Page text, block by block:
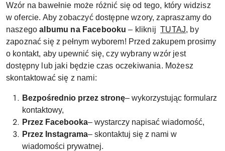
Wzór na bawełnie może różnić się od tego, który widzisz
w ofercie. Aby zobaczyć dostępne wzory, zapraszamy do
naszegoalbumu na Facebooku – kliknij TUTAJ, by
zapoznać się z pełnym wyborem! Przed zakupem prosimy
o kontakt, aby upewnić się, czy wybrany wzór jest
dostępny lub jaki będzie czas oczekiwania. Możesz
skontaktować się z nami:
Bezpośrednio przez stronę– wykorzystując formularz
kontaktowy,
Przez Facebooka– wystarczy napisać wiadomość,
Przez Instagrama– skontaktuj się z nami w
wiadomości prywatnej.